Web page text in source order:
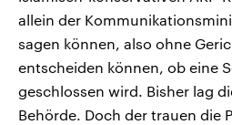
allein der
sagen können, also ohne
entscheiden können, ob eine
geschlossen wird. Bisher lag
Behörde. Doch der trauen die